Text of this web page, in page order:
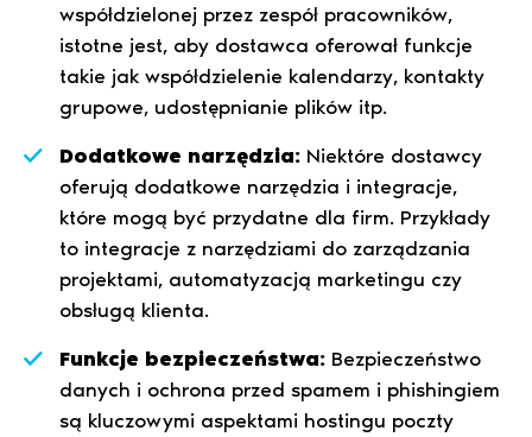
współdzielonej przez zespół pracowników,
istotne jest, aby dostawca oferował funkcje
takie jak współdzielenie kalendarzy, kontakty
grupowe, udostępnianie plików itp.
Dodatkowe narzędzia: Niektóre dostawcy
oferują dodatkowe narzędzia i integracje,
które mogą być przydatne dla firm. Przykłady
to integracje z narzędziami do zarządzania
projektami, automatyzacją marketingu czy
obsługą klienta.
Funkcje bezpieczeństwa: Bezpieczeństwo
danych i ochrona przed spamem i phishingiem
są kluczowymi aspektami hostingu poczty